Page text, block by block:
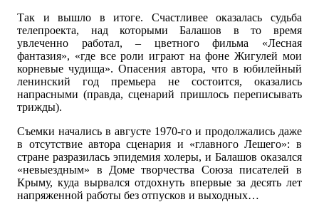
Так и вышло в итоге. Счастливее оказалась судьба
телепроекта, над которыми Балашов в то время
увлеченно работал, – цветного фильма «Лесная
фантазия», «где все роли играют на фоне Жигулей мои
корневые чудища». Опасения автора, что в юбилейный
ленинский год премьера не состоится, оказались
напрасными (правда, сценарий пришлось переписывать
трижды).
Съемки начались в августе 1970-го и продолжались даже
в отсутствие автора сценария и «главного Лешего»: в
стране разразилась эпидемия холеры, и Балашов оказался
«невыездным» в Доме творчества Союза писателей в
Крыму, куда вырвался отдохнуть впервые за десять лет
напряженной работы без отпусков и выходных…